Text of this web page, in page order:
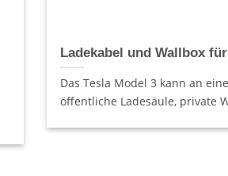
Ladekabel und Wallbox
Das Tesla Model 3 kann an
öffentliche Ladesäule, private